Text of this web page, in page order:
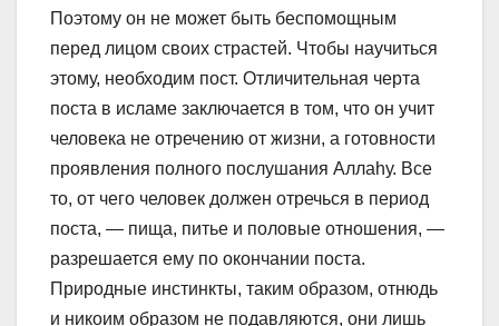
Поэтому он не может быть беспомощным
перед лицом своих страстей. Чтобы научиться
этому, необходим пост. Отличительная черта
поста в исламе заключается в том, что он учит
человека не отречению от жизни, а готовности
проявления полного послушания Аллаhу. Все
то, от чего человек должен отречься в период
поста, — пища, питье и половые отношения, —
разрешается ему по окончании поста.
Природные инстинкты, таким образом, отнюдь
и никоим образом не подавляются, они лишь